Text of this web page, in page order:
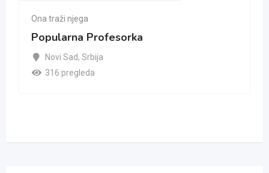
Ona traži njega
Popularna Profesorka
Novi Sad, Srbija
316 pregleda